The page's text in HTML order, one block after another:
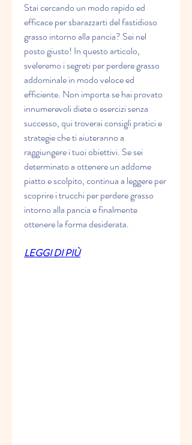
Stai cercando un modo rapido ed
efficace per sbarazzarti del fastidioso
grasso intorno alla pancia? Sei nel
posto giusto! In questo articolo,
sveleremo i segreti per perdere grasso
addominale in modo veloce ed
efficiente. Non importa se hai provato
innumerevoli diete o esercizi senza
successo, qui troverai consigli pratici e
strategie che ti aiuteranno a
raggiungere i tuoi obiettivi. Se sei
determinato a ottenere un addome
piatto e scolpito, continua a leggere per
scoprire i trucchi per perdere grasso
intorno alla pancia e finalmente
ottenere la forma desiderata.
LEGGI DI PIÙ